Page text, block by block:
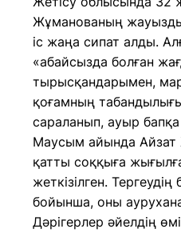
Жұманованың
іс жаңа сипат алды.
«абайсызда болған
тырысқандарымен,
қоғамның
сараланып, ауыр
Маусым айында Айзат
қатты соққыға
жеткізілген.
бойынша, оны
Дәрігерлер әйелдің